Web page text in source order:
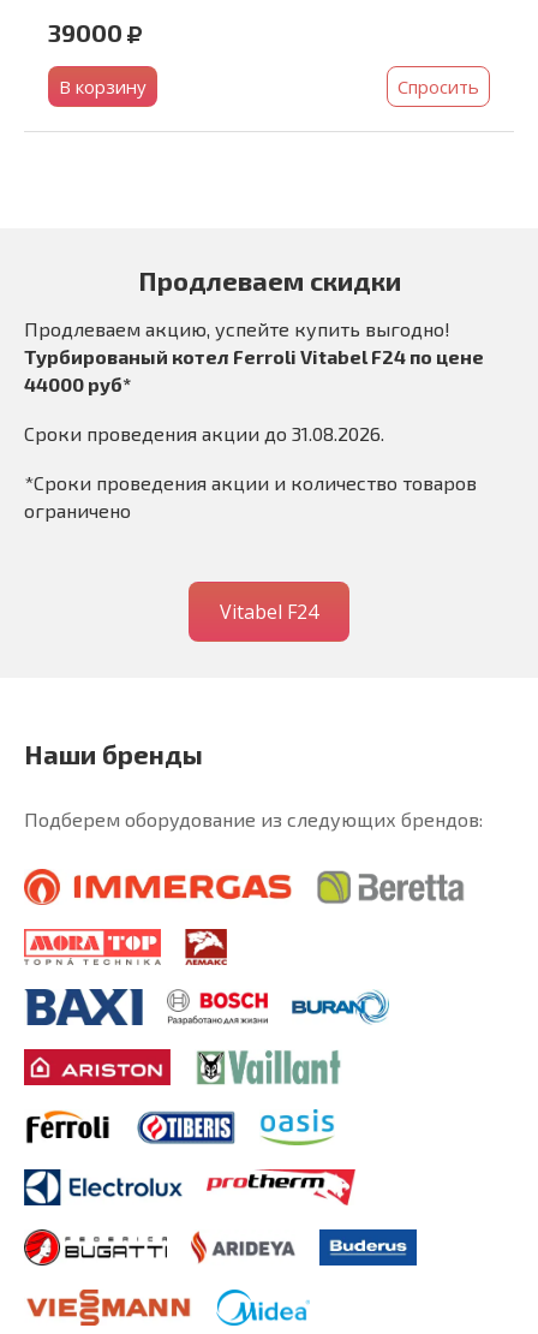
39000
В корзину Спросить
Продлеваем скидки
Продлеваем акцию, успейте купить выгодно!
Турбированый котел Ferroli Vitabel F24 по цене
44000 руб*
Сроки проведения акции до 31.08.2026.
*Сроки проведения акции и количество товаров
ограничено
Vitabel F24
Наши бренды
Подберем оборудование из следующих брендов: